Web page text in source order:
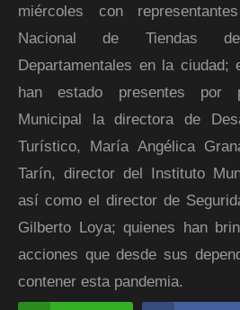
miércoles con
Nacional de Tiendas
Departamentales en la ciudad;
han estado presentes por
Municipal la directora de
Turístico, María Angélica
Tarín, director del Instituto
así como el director de
Gilberto Loya; quienes han
acciones que desde sus
contener esta pandemia.